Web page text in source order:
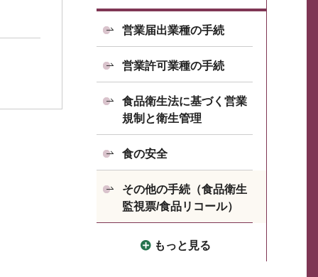
営業届出業種の手続
営業許可業種の手続
食品衛生法に基づく営業
規制と衛生管理
食の安全
その他の手続（食品衛生
監視票/食品リコール）
もっと見る